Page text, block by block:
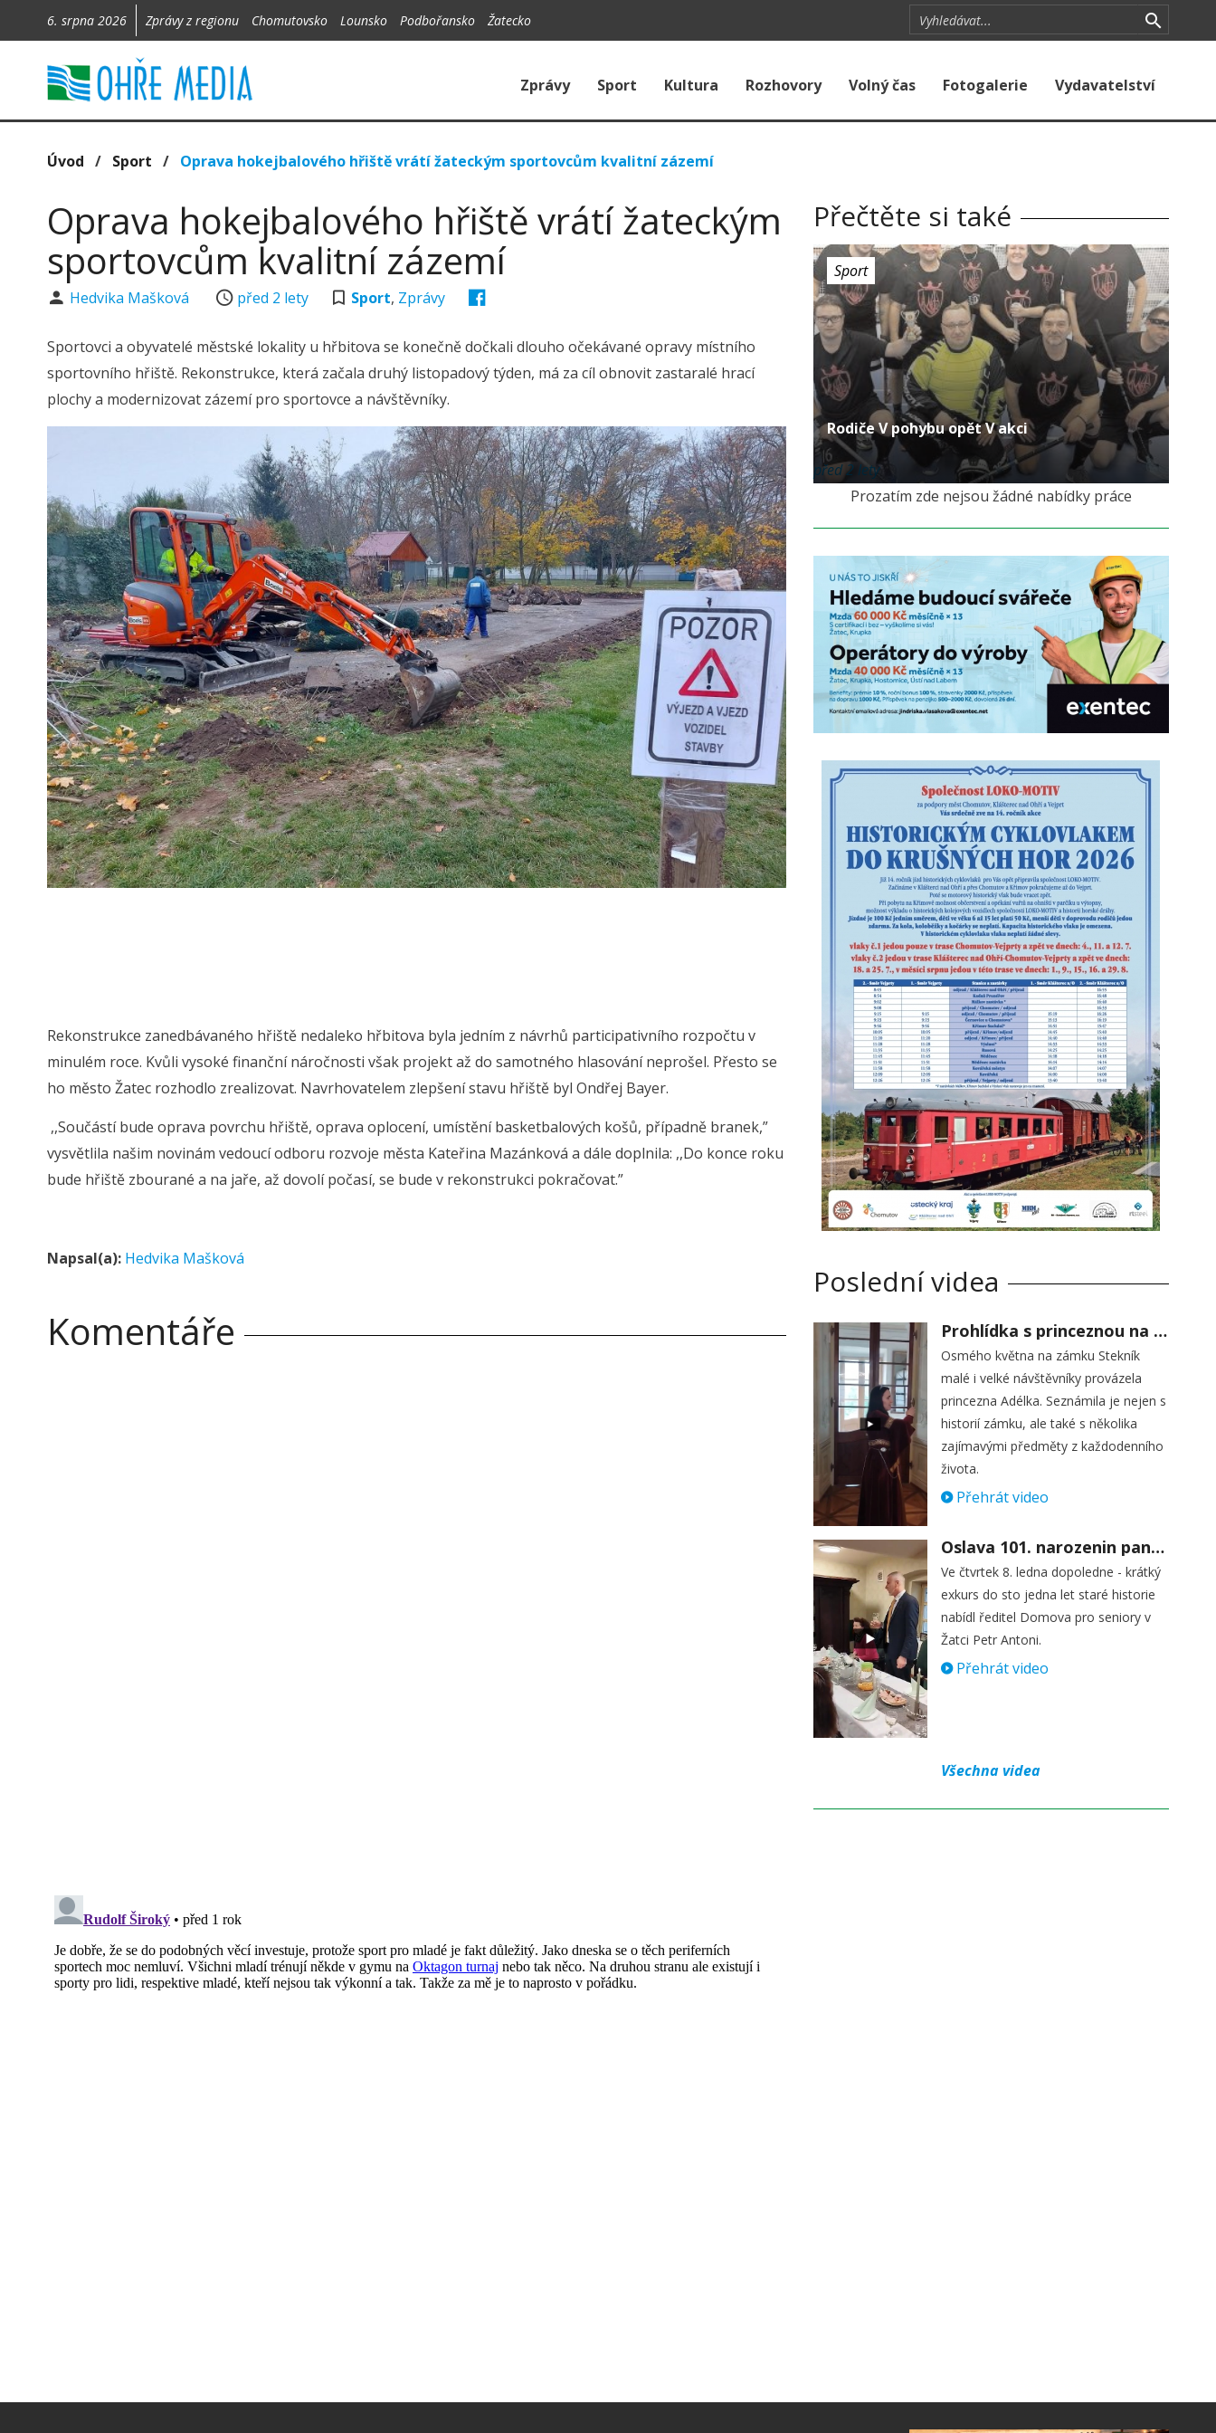
6. srpna 2026 Zprávy z regionu Chomutovsko Lounsko Podbořansko Žatecko
Zprávy Sport Kultura Rozhovory Volný čas Fotogalerie Vydavatelství
Úvod / Sport / Oprava hokejbalového hřiště vrátí žateckým sportovcům kvalitní zázemí
Oprava hokejbalového hřiště vrátí žateckým
sportovcům kvalitní zázemí
Hedvika Mašková před 2 lety Sport, Zprávy
Sportovci a obyvatelé městské lokality u hřbitova se konečně dočkali dlouho očekávané opravy místního
sportovního hřiště. Rekonstrukce, která začala druhý listopadový týden, má za cíl obnovit zastaralé hrací
plochy a modernizovat zázemí pro sportovce a návštěvníky.
Rekonstrukce zanedbávaného hřiště nedaleko hřbitova byla jedním z návrhů participativního rozpočtu v
minulém roce. Kvůli vysoké finanční náročnosti však projekt až do samotného hlasování neprošel. Přesto se
ho město Žatec rozhodlo zrealizovat. Navrhovatelem zlepšení stavu hřiště byl Ondřej Bayer.
,,Součástí bude oprava povrchu hřiště, oprava oplocení, umístění basketbalových košů, případně branek,”
vysvětlila našim novinám vedoucí odboru rozvoje města Kateřina Mazánková a dále doplnila: ,,Do konce roku
bude hřiště zbourané a na jaře, až dovolí počasí, se bude v rekonstrukci pokračovat.”
Napsal(a): Hedvika Mašková
Komentáře
Přečtěte si také
Sport
Rodiče V pohybu opět V akci
před 2 lety
Prozatím zde nejsou žádné nabídky práce
Poslední videa
Prohlídka s princeznou na zámku Stekník
Osmého května na zámku Stekník
malé i velké návštěvníky provázela
princezna Adélka. Seznámila je nejen s
historií zámku, ale také s několika
zajímavými předměty z každodenního
života.
Přehrát video
Oslava 101. narozenin paní Věry Skořepové
Ve čtvrtek 8. ledna dopoledne - krátký
exkurs do sto jedna let staré historie
nabídl ředitel Domova pro seniory v
Žatci Petr Antoni.
Přehrát video
Všechna videa